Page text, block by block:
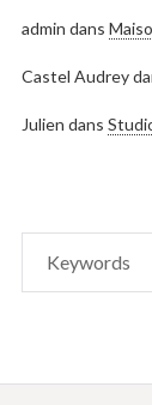
admin dans
Castel Audrey
Julien dans